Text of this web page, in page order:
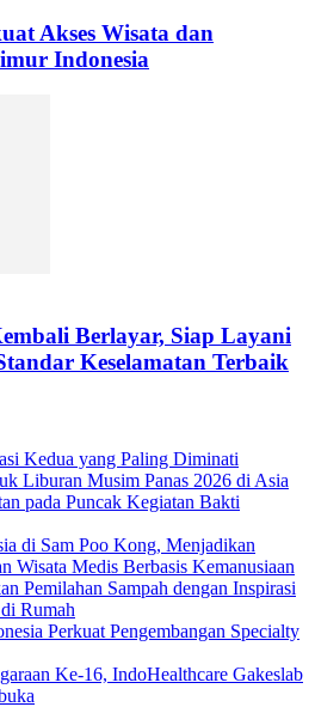
Akses Wisata dan
Indonesia
Berlayar, Siap Layani
Keselamatan Terbaik
Kedua yang Paling Diminati
Liburan Musim Panas 2026 di Asia
pada Puncak Kegiatan Bakti
di Sam Poo Kong, Menjadikan
Wisata Medis Berbasis Kemanusiaan
Pemilahan Sampah dengan Inspirasi
Rumah
Perkuat Pengembangan Specialty
Ke-16, IndoHealthcare Gakeslab